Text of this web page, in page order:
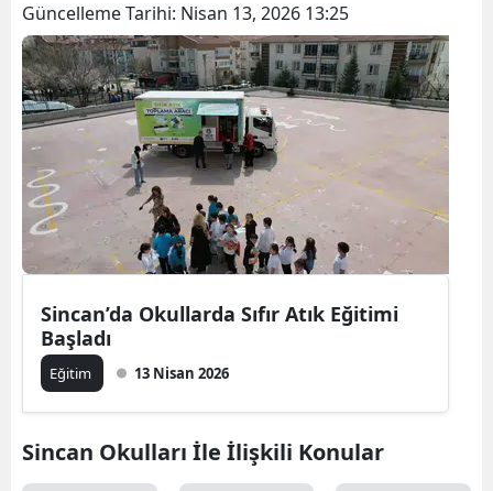
Güncelleme Tarihi: Nisan 13, 2026 13:25
Sincan’da Okullarda Sıfır Atık Eğitimi
Başladı
Eğitim 13 Nisan 2026
Sincan Okulları İle İlişkili Konular